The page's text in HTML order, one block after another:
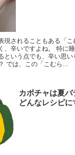
現されることもある「
、辛いですよね。 特に
という点でも、辛い思
では、この「こむら...
カボチャは夏バ
どんなレシピに